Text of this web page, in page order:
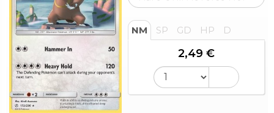
NM SP GD HP D
2,49 €